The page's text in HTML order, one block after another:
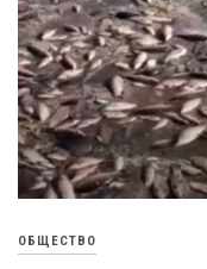
ОБЩЕСТВО